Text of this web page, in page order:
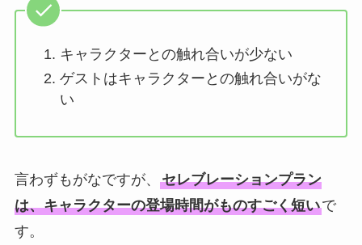
キャラクターとの触れ合いが少ない
ゲストはキャラクターとの触れ合いがな
い
言わずもがなですが、 セレブレーションプラン
は、キャラクターの登場時間がものすごく短いで
す。